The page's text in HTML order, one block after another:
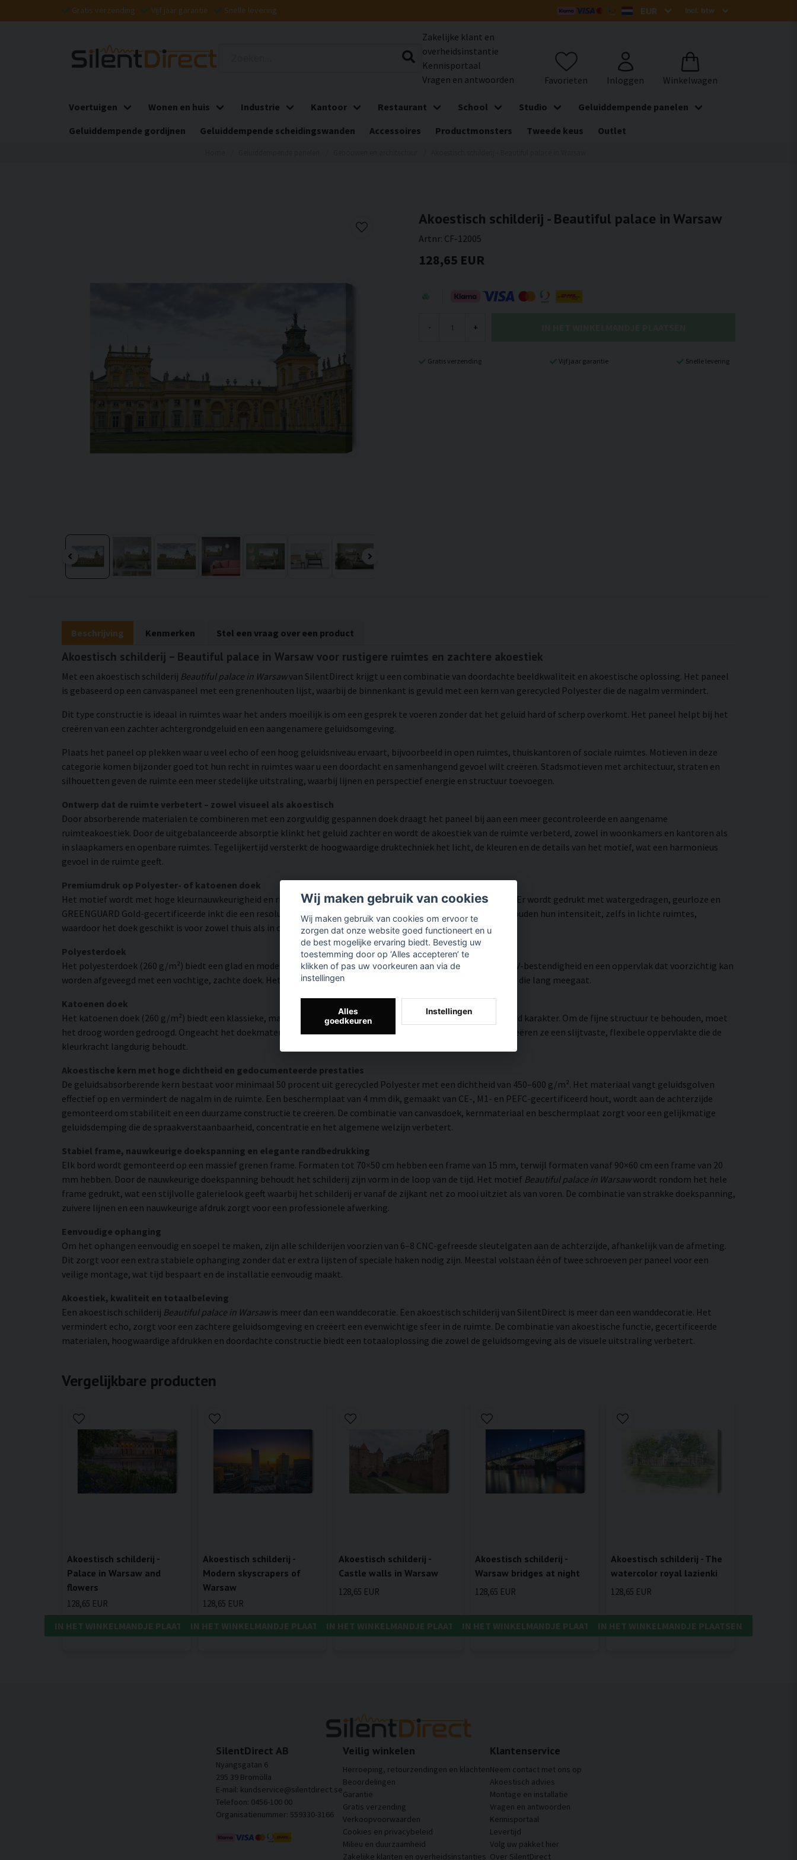
Gratis verzending Vijf jaar garantie Snelle levering
Zakelijke klant en
overheidsinstantie
Kennisportaal
Vragen en antwoorden
Voertuigen Wonen en huis Industrie Kantoor Restaurant School Studio
Geluiddempende panelen
Geluiddempende gordijnen
Geluiddempende scheidingswanden Accessoires Productmonsters Tweede keus Outlet
Akoestisch schilderij - Beautiful palace in Warsaw
Artnr: CF-12005
128,65 EUR
- +
Gratis verzending Vijf jaar garantie Snelle levering
Beschrijving Kenmerken Stel een vraag over een product
Akoestisch schilderij – Beautiful palace in Warsaw voor rustigere ruimtes en zachtere akoestiek
Met een akoestisch schilderij Beautiful palace in Warsawvan SilentDirect krijgt u een combinatie van doordachte beeldkwaliteit en akoestische oplossing. Het paneel
is gebaseerd op een canvaspaneel met een grenenhouten lijst, waarbij de binnenkant is gevuld met een kern van gerecycled Polyester die de nagalm vermindert.
Dit type constructie is ideaal in ruimtes waar het anders moeilijk is om een gesprek te voeren zonder dat het geluid hard of scherp overkomt. Het paneel helpt bij het
creëren van een zachter achtergrondgeluid en een aangenamere geluidsomgeving.
Plaats het paneel op plekken waar u veel echo of een hoog geluidsniveau ervaart, bijvoorbeeld in open ruimtes, thuiskantoren of sociale ruimtes. Motieven in deze
categorie komen bijzonder goed tot hun recht in ruimtes waar u een doordacht en samenhangend gevoel wilt creëren. Stadsmotieven met architectuur, straten en
silhouetten geven de ruimte een meer stedelijke uitstraling, waarbij lijnen en perspectief energie en structuur toevoegen.
Ontwerp dat de ruimte verbetert – zowel visueel als akoestisch
Door absorberende materialen te combineren met een zorgvuldig gespannen doek draagt het paneel bij aan een meer gecontroleerde en aangename
ruimteakoestiek. Door de uitgebalanceerde absorptie klinkt het geluid zachter en wordt de akoestiek van de ruimte verbeterd, zowel in woonkamers en kantoren als
in slaapkamers en openbare ruimtes. Tegelijkertijd versterkt de hoogwaardige druktechniek het licht, de kleuren en de details van het motief, wat een harmonieus
gevoel in de ruimte geeft.
Premiumdruk op Polyester- of katoenen doek
Het motief wordt met hoge kleurnauwkeurigheid en rijk aan details weergegeven dankzij HP Latex-technologie. Er wordt gedrukt met watergedragen, geurloze en
GREENGUARD Gold-gecertificeerde inkt die een resolutie tot 300 DPI biedt. De kleuren zijn UV-bestendig en behouden hun intensiteit, zelfs in lichte ruimtes,
waardoor het doek geschikt is voor zowel thuis als in openbare ruimtes.
Polyesterdoek
Het polyesterdoek (260 g/m²) biedt een glad en modern oppervlak met hoge kleurnauwkeurigheid, zeer goede UV-bestendigheid en een oppervlak dat voorzichtig kan
worden afgeveegd met een vochtige, zachte doek. Het resultaat is een moderne, heldere en kleurrijke uitstraling die lang meegaat.
Katoenen doek
Het katoenen doek (260 g/m²) biedt een klassieke, matte textuur met natuurlijke warmte en een handgeschilderd karakter. Om de fijne structuur te behouden, moet
het droog worden gedroogd. Ongeacht het doekmateriaal versmelten de HP Latex-inkten met het weefsel en creëren ze een slijtvaste, flexibele oppervlakte die de
kleurkracht langdurig behoudt.
Akoestische kern met hoge dichtheid en gedocumenteerde prestaties
De geluidsabsorberende kern bestaat voor minimaal 50 procent uit gerecycled Polyester met een dichtheid van 450–600 g/m². Het materiaal vangt geluidsgolven
effectief op en vermindert de nagalm in de ruimte. Een beschermplaat van 4 mm dik, gemaakt van CE-, M1- en PEFC-gecertificeerd hout, wordt aan de achterzijde
gemonteerd om stabiliteit en een duurzame constructie te creëren. De combinatie van canvasdoek, kernmateriaal en beschermplaat zorgt voor een gelijkmatige
geluidsdemping die de spraakverstaanbaarheid, concentratie en het algemene welzijn verbetert.
Stabiel frame, nauwkeurige doekspanning en elegante randbedrukking
Elk bord wordt gemonteerd op een massief grenen frame. Formaten tot 70×50 cm hebben een frame van 15 mm, terwijl formaten vanaf 90×60 cm een frame van 20
mm hebben. Door de nauwkeurige doekspanning behoudt het schilderij zijn vorm in de loop van de tijd. Het motief Beautiful palace in Warsawwordt rondom het hele
frame gedrukt, wat een stijlvolle galerielook geeft waarbij het schilderij er vanaf de zijkant net zo mooi uitziet als van voren. De combinatie van strakke doekspanning,
zuivere lijnen en een nauwkeurige afdruk zorgt voor een professionele afwerking.
Eenvoudige ophanging
Om het ophangen eenvoudig en soepel te maken, zijn alle schilderijen voorzien van 6–8 CNC-gefreesde sleutelgaten aan de achterzijde, afhankelijk van de afmeting.
Dit zorgt voor een extra stabiele ophanging zonder dat er extra lijsten of speciale haken nodig zijn. Meestal volstaan één of twee schroeven per paneel voor een
veilige montage, wat tijd bespaart en de installatie eenvoudig maakt.
Akoestiek, kwaliteit en totaalbeleving
Een akoestisch schilderij Beautiful palace in Warsawis meer dan een wanddecoratie. Een akoestisch schilderij van SilentDirect is meer dan een wanddecoratie. Het
vermindert echo, zorgt voor een zachtere geluidsomgeving en creëert een evenwichtige sfeer in de ruimte. De combinatie van akoestische functie, gecertificeerde
materialen, hoogwaardige afdrukken en doordachte constructie biedt een totaaloplossing die zowel de geluidsomgeving als de visuele uitstraling verbetert.
Vergelijkbare producten
Akoestisch schilderij -
Palace in Warsaw and
flowers
128,65 EUR
IN HET WINKELMANDJE PLAATSEN
Akoestisch schilderij -
Modern skyscrapers of
Warsaw
128,65 EUR
IN HET WINKELMANDJE PLAATSEN
Akoestisch schilderij -
Castle walls in Warsaw
128,65 EUR
IN HET WINKELMANDJE PLAATSEN
Akoestisch schilderij -
Warsaw bridges at night
128,65 EUR
IN HET WINKELMANDJE PLAATSEN
Akoestisch schilderij - The
watercolor royal lazienki
128,65 EUR
IN HET WINKELMANDJE PLAATSEN
SilentDirect AB
Nyängsgatan 6
295 39 Bromölla
E-mail: kundservice@silentdirect.se
Telefoon: 0456-100 00
Organisatienummer: 559330-3166
Veilig winkelen
Herroeping, retourzendingen en klachten
Beoordelingen
Garantie
Gratis verzending
Verkoopvoorwaarden
Cookies en privacybeleid
Milieu en duurzaamheid
Zakelijke klanten en overheidsinstanties
Klantenservice
Neem contact met ons op
Akoestisch advies
Montage en installatie
Vragen en antwoorden
Kennisportaal
Levertijd
Volg uw pakket hier
Over SilentDirect
Wij maken gebruik van cookies
Wij maken gebruik van cookies om ervoor te
zorgen dat onze website goed functioneert en u
de best mogelijke ervaring biedt. Bevestig uw
toestemming door op ‘Alles accepteren’ te
klikken of pas uw voorkeuren aan via de
instellingen
Alles
goedkeuren
Instellingen